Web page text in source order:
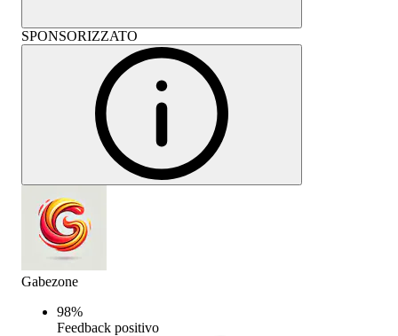
SPONSORIZZATO
Gabezone
98%
Feedback positivo